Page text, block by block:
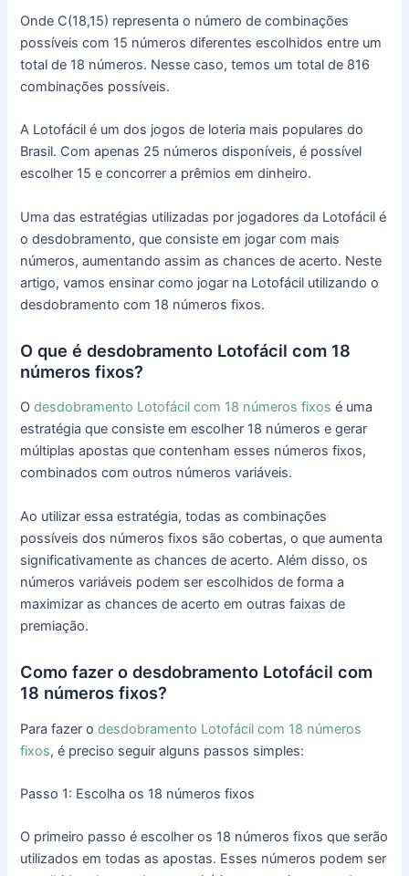
Onde C(18,15) representa o número de combinações
possíveis com 15 números diferentes escolhidos entre um
total de 18 números. Nesse caso, temos um total de 816
combinações possíveis.
A Lotofácil é um dos jogos de loteria mais populares do
Brasil. Com apenas 25 números disponíveis, é possível
escolher 15 e concorrer a prêmios em dinheiro.
Uma das estratégias utilizadas por jogadores da Lotofácil é
o desdobramento, que consiste em jogar com mais
números, aumentando assim as chances de acerto. Neste
artigo, vamos ensinar como jogar na Lotofácil utilizando o
desdobramento com 18 números fixos.
O que é desdobramento Lotofácil com 18
números fixos?
Odesdobramento Lotofácil com 18 números fixos é uma
estratégia que consiste em escolher 18 números e gerar
múltiplas apostas que contenham esses números fixos,
combinados com outros números variáveis.
Ao utilizar essa estratégia, todas as combinações
possíveis dos números fixos são cobertas, o que aumenta
significativamente as chances de acerto. Além disso, os
números variáveis podem ser escolhidos de forma a
maximizar as chances de acerto em outras faixas de
premiação.
Como fazer o desdobramento Lotofácil com
18 números fixos?
Para fazer odesdobramento Lotofácil com 18 números
fixos, é preciso seguir alguns passos simples:
Passo 1: Escolha os 18 números fixos
O primeiro passo é escolher os 18 números fixos que serão
utilizados em todas as apostas. Esses números podem ser